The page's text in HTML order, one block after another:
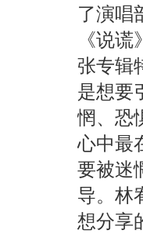
了演唱
《说
张专辑
是想要
惘、恐
心中最
要被迷
导。林
想分享